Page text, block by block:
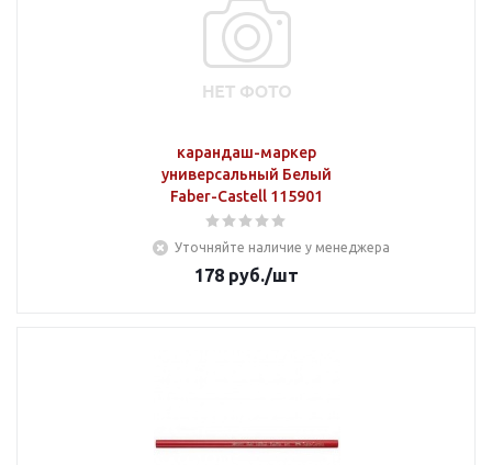
карандаш-маркер
универсальный Белый
Faber-Castell 115901
Уточняйте наличие у менеджера
178 руб./шт